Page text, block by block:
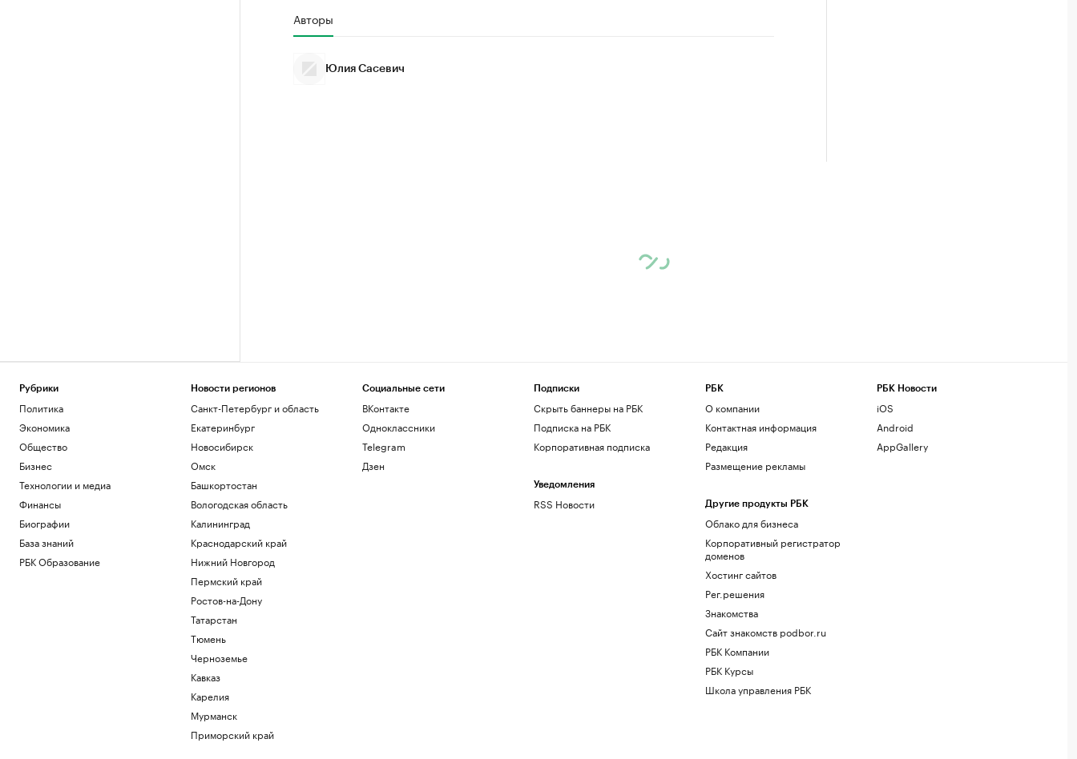
Авторы
Юлия Сасевич
Рубрики
Политика
Экономика
Общество
Бизнес
Технологии и медиа
Финансы
Биографии
База знаний
РБК Образование
Новости регионов
Санкт-Петербург и область
Екатеринбург
Новосибирск
Омск
Башкортостан
Вологодская область
Калининград
Краснодарский край
Нижний Новгород
Пермский край
Ростов-на-Дону
Татарстан
Тюмень
Черноземье
Кавказ
Карелия
Мурманск
Приморский край
Социальные сети
ВКонтакте
Одноклассники
Telegram
Дзен
Подписки
Скрыть баннеры на РБК
Подписка на РБК
Корпоративная подписка
Уведомления
RSS Новости
РБК
О компании
Контактная информация
Редакция
Размещение рекламы
Другие продукты РБК
Облако для бизнеса
Корпоративный регистратор
доменов
Хостинг сайтов
Рег.решения
Знакомства
Сайт знакомств podbor.ru
РБК Компании
РБК Курсы
Школа управления РБК
РБК Новости
iOS
Android
AppGallery